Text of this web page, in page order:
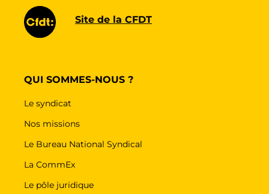
Site de la CFDT
QUI SOMMES-NOUS ?
Le syndicat
Nos missions
Le Bureau National Syndical
La CommEx
Le pôle juridique